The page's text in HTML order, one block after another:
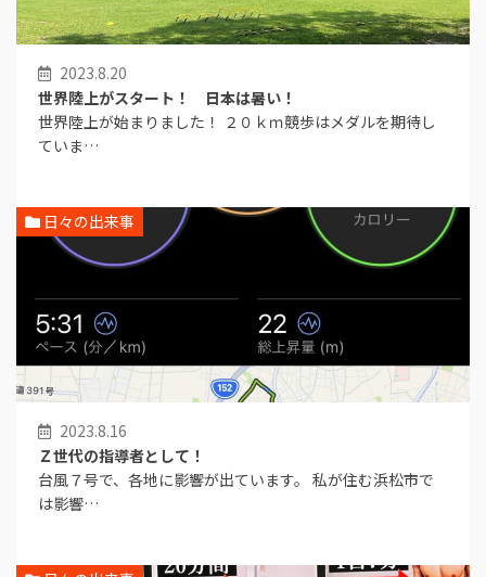
2023.8.20
世界陸上がスタート！ 日本は暑い！
世界陸上が始まりました！ ２０ｋｍ競歩はメダルを期待し
ていま…
2023.8.16
Ｚ世代の指導者として！
台風７号で、各地に影響が出ています。 私が住む浜松市で
は影響…
日々の出来事